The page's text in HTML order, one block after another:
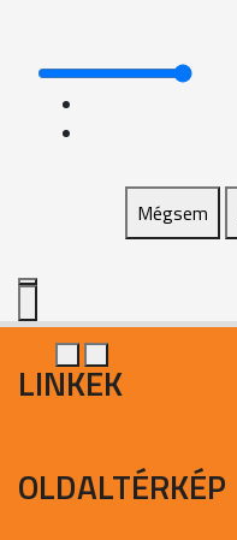
Mégsem
LINKEK
OLDALTÉRKÉP